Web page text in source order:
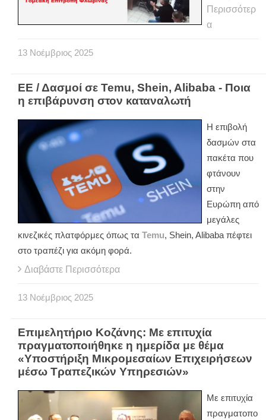
Περισσότερ
α
13 Νοέμβριος 2025
ΕΕ / Δασμοί σε Temu, Shein, Alibaba - Ποια
η επιβάρυνση στον καταναλωτή
Η επιβολή
δασμών στα
πακέτα που
φτάνουν
στην
Ευρώπη από
μεγάλες
κινεζικές πλατφόρμες όπως τα Temu, Shein, Alibaba πέφτει
στο τραπέζι για ακόμη φορά.
Διαβάστε Περισσότερα
13 Νοέμβριος 2025
Επιμελητήριο Κοζάνης: Με επιτυχία
πραγματοποιήθηκε η ημερίδα με θέμα
«Υποστήριξη Μικρομεσαίων Επιχειρήσεων
μέσω Τραπεζικών Υπηρεσιών»
Με επιτυχία
πραγματοπο